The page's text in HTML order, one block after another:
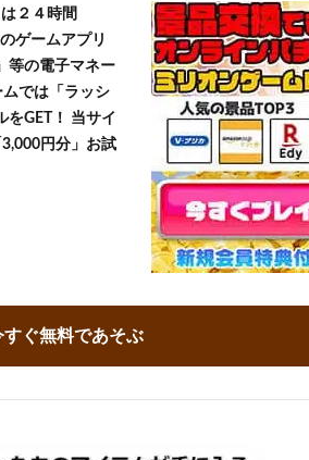
２４時間
ゲームアプリ
等の電子マネー
では「ラッシ
GET！ 当サイ
円分」お試
すぐ無料であそぶ